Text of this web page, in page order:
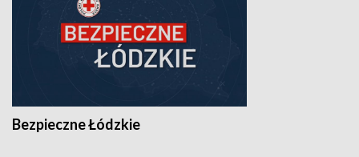
Bezpieczne Łódzkie